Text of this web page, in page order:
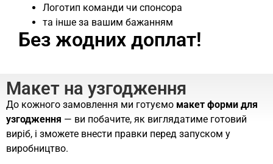
Логотип команди чи спонсора
та інше за вашим бажанням
Без жодних доплат!
Макет на узгодження
До кожного замовлення ми готуємо макет форми для
узгодження — ви побачите, як виглядатиме готовий
виріб, і зможете внести правки перед запуском у
виробництво.